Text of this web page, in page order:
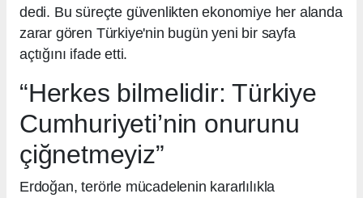
dedi. Bu süreçte güvenlikten ekonomiye her alanda
zarar gören Türkiye'nin bugün yeni bir sayfa
açtığını ifade etti.
“Herkes bilmelidir: Türkiye
Cumhuriyeti’nin onurunu
çiğnetmeyiz”
Erdoğan, terörle mücadelenin kararlılıkla